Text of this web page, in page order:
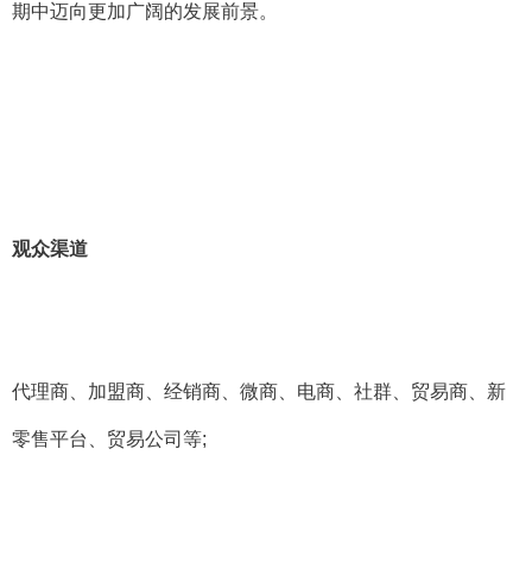
期中迈向更加广阔的发展前景。
观众渠道
代理商、加盟商、经销商、微商、电商、社群、贸易商、新
零售平台、贸易公司等;